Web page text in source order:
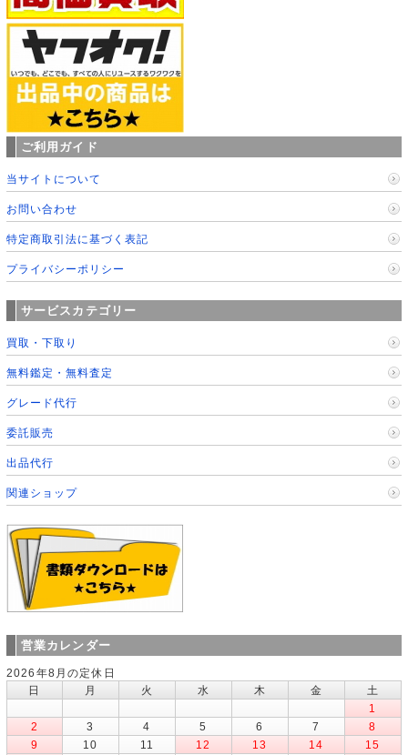
ご利用ガイド
当サイトについて
お問い合わせ
特定商取引法に基づく表記
プライバシーポリシー
サービスカテゴリー
買取・下取り
無料鑑定・無料査定
グレード代行
委託販売
出品代行
関連ショップ
営業カレンダー
2026年8月の定休日
日
月 火 水 木 金
土
1
2
3 4 5 6 7
8
9
10 11 12 13 14
15